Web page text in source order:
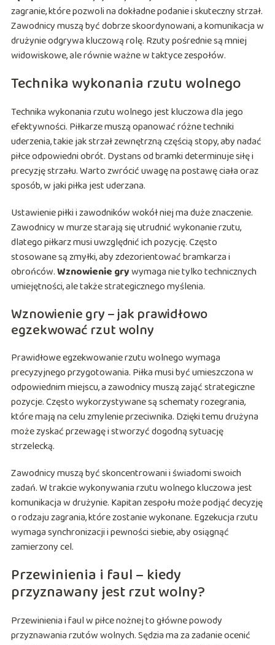
zagranie, które pozwoli na dokładne podanie i skuteczny strzał.
Zawodnicy muszą być dobrze skoordynowani, a komunikacja w
drużynie odgrywa kluczową rolę. Rzuty pośrednie są mniej
widowiskowe, ale równie ważne w taktyce zespołów.
Technika wykonania rzutu wolnego
Technika wykonania rzutu wolnego jest kluczowa dla jego
efektywności. Piłkarze muszą opanować różne techniki
uderzenia, takie jak strzał zewnętrzną częścią stopy, aby nadać
piłce odpowiedni obrót. Dystans od bramki determinuje siłę i
precyzję strzału. Warto zwrócić uwagę na postawę ciała oraz
sposób, w jaki piłka jest uderzana.
Ustawienie piłki i zawodników wokół niej ma duże znaczenie.
Zawodnicy w murze starają się utrudnić wykonanie rzutu,
dlatego piłkarz musi uwzględnić ich pozycję. Często
stosowane są zmyłki, aby zdezorientować bramkarza i
obrońców.Wznowienie grywymaga nie tylko technicznych
umiejętności, ale także strategicznego myślenia.
Wznowienie gry – jak prawidłowo
egzekwować rzut wolny
Prawidłowe egzekwowanie rzutu wolnego wymaga
precyzyjnego przygotowania. Piłka musi być umieszczona w
odpowiednim miejscu, a zawodnicy muszą zająć strategiczne
pozycje. Często wykorzystywane są schematy rozegrania,
które mają na celu zmylenie przeciwnika. Dzięki temu drużyna
może zyskać przewagę i stworzyć dogodną sytuację
strzelecką.
Zawodnicy muszą być skoncentrowani i świadomi swoich
zadań. W trakcie wykonywania rzutu wolnego kluczowa jest
komunikacja w drużynie. Kapitan zespołu może podjąć decyzję
o rodzaju zagrania, które zostanie wykonane. Egzekucja rzutu
wymaga synchronizacji i pewności siebie, aby osiągnąć
zamierzony cel.
Przewinienia i faul – kiedy
przyznawany jest rzut wolny?
Przewinienia i faul w piłce nożnej to główne powody
przyznawania rzutów wolnych. Sędzia ma za zadanie ocenić